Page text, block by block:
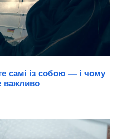
самі із собою — і чому
важливо